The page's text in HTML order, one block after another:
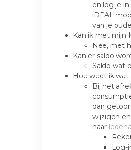
en log je
iDEAL
van je
Kan ik met mijn
Nee, met
Kan er saldo
Saldo wat
Hoe weet ik wat
Bij het
dan
wijzigen
naar
Log-